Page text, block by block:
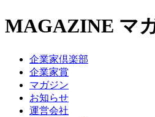
MAGAZINE マ
企業家倶楽部
企業家賞
マガジン
お知らせ
運営会社